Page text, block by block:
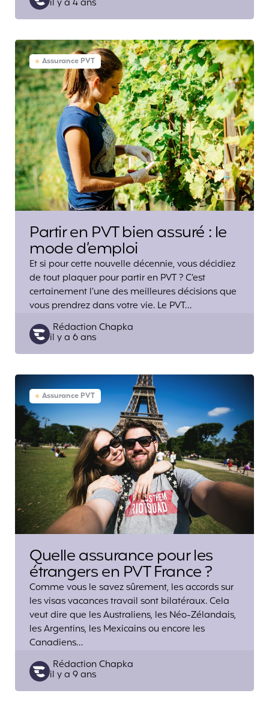
by
il y a 4 ans
Assurance PVT
Partir en PVT bien assuré : le
mode d’emploi
Et si pour cette nouvelle décennie, vous décidiez
de tout plaquer pour partir en PVT ? C’est
certainement l’une des meilleures décisions que
vous prendrez dans votre vie. Le PVT…
Posted
by
Rédaction Chapka
il y a 6 ans
Assurance PVT
Quelle assurance pour les
étrangers en PVT France ?
Comme vous le savez sûrement, les accords sur
les visas vacances travail sont bilatéraux. Cela
veut dire que les Australiens, les Néo-Zélandais,
les Argentins, les Mexicains ou encore les
Canadiens…
Posted
by
Rédaction Chapka
il y a 9 ans